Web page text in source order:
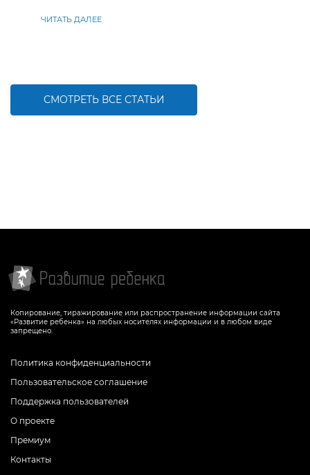
ЧИТАТЬ ДАЛЕЕ
СМОТРЕТЬ ВСЕ СТАТЬИ
Копирование, тиражирование или распространение информации сайта
«Развитие ребенка» на любых носителях информации и в любом виде
запрещено.
Политика конфиденциальности
Пользовательское соглашение
Поддержка пользователей
О проекте
Премиум
Контакты